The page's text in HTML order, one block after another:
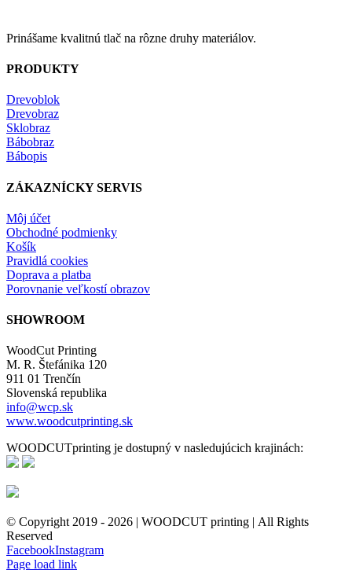
Prinášame kvalitnú tlač na rôzne druhy materiálov.
PRODUKTY
Drevoblok
Drevobraz
Sklobraz
Bábobraz
Bábopis
ZÁKAZNÍCKY SERVIS
Môj účet
Obchodné podmienky
Košík
Pravidlá cookies
Doprava a platba
Porovnanie veľkostí obrazov
SHOWROOM
WoodCut Printing
M. R. Štefánika 120
911 01 Trenčín
Slovenská republika
info@wcp.sk
www.woodcutprinting.sk
WOODCUTprinting je dostupný v nasledujúcich krajinách:
© Copyright 2019 - 2026 | WOODCUT printing | All Rights
Reserved
FacebookInstagram
Page load link